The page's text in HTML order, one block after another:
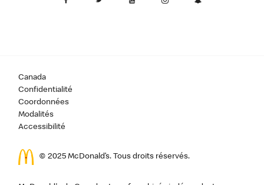
Canada
Confidentialité
Coordonnées
Modalités
Accessibilité
© 2025 McDonald’s. Tous droits réservés.